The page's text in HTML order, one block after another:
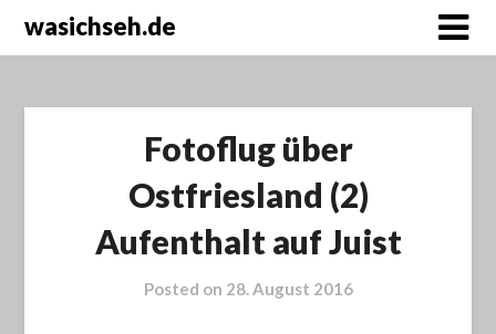
wasichseh.de
Fotoflug über
Ostfriesland (2)
Aufenthalt auf Juist
Posted on 28. August 2016